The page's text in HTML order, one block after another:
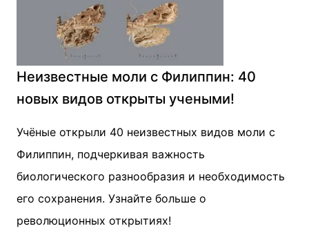
Неизвестные моли с Филиппин: 40
новых видов открыты учеными!
Учёные открыли 40 неизвестных видов моли с
Филиппин, подчеркивая важность
биологического разнообразия и необходимость
его сохранения. Узнайте больше о
революционных открытиях!